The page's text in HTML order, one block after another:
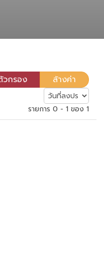
รายการ 0 - 1 ของ 1